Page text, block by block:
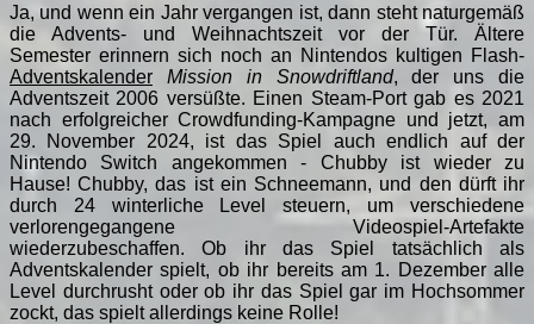
Ja, und wenn ein Jahr vergangen ist, dann steht naturgemäß
die Advents- und Weihnachtszeit vor der Tür. Ältere
Semester erinnern sich noch an Nintendos kultigen Flash-
Adventskalender
Mission in Snowdriftland, der uns die
Adventszeit 2006 versüßte. Einen Steam-Port gab es 2021
nach erfolgreicher Crowdfunding-Kampagne und jetzt, am
29. November 2024, ist das Spiel auch endlich auf der
Nintendo Switch angekommen - Chubby ist wieder zu
Hause! Chubby, das ist ein Schneemann, und den dürft ihr
durch 24 winterliche Level steuern, um verschiedene
verlorengegangene Videospiel-Artefakte
wiederzubeschaffen. Ob ihr das Spiel tatsächlich als
Adventskalender spielt, ob ihr bereits am 1. Dezember alle
Level durchrusht oder ob ihr das Spiel gar im Hochsommer
zockt, das spielt allerdings keine Rolle!